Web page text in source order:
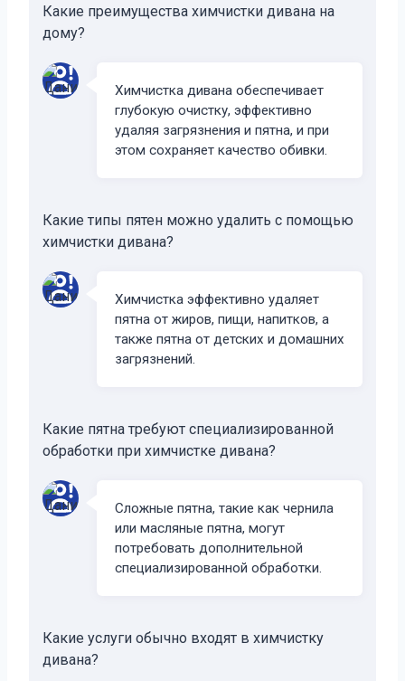
Какие преимущества химчистки дивана на
дому?
Химчистка дивана обеспечивает
глубокую очистку, эффективно
удаляя загрязнения и пятна, и при
этом сохраняет качество обивки.
Какие типы пятен можно удалить с помощью
химчистки дивана?
Химчистка эффективно удаляет
пятна от жиров, пищи, напитков, а
также пятна от детских и домашних
загрязнений.
Какие пятна требуют специализированной
обработки при химчистке дивана?
Сложные пятна, такие как чернила
или масляные пятна, могут
потребовать дополнительной
специализированной обработки.
Какие услуги обычно входят в химчистку
дивана?